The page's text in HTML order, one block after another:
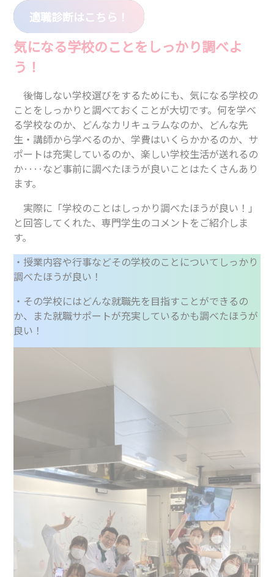
適職診断はこちら！
気になる学校のことをしっかり調べよ
う！
後悔しない学校選びをするためにも、気になる学校の
ことをしっかりと調べておくことが大切です。何を学べ
る学校なのか、どんなカリキュラムなのか、どんな先
生・講師から学べるのか、学費はいくらかかるのか、サ
ポートは充実しているのか、楽しい学校生活が送れるの
か‥‥など事前に調べたほうが良いことはたくさんあり
ます。
実際に「学校のことはしっかり調べたほうが良い！」
と回答してくれた、専門学生のコメントをご紹介しま
す。
・授業内容や行事などその学校のことについてしっかり
調べたほうが良い！
・その学校にはどんな就職先を目指すことができるの
か、また就職サポートが充実しているかも調べたほうが
良い！